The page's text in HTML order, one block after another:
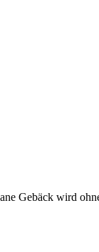
Gebäck wird